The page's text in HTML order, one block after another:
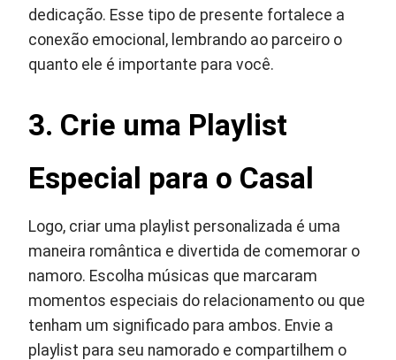
dedicação. Esse tipo de presente fortalece a
conexão emocional, lembrando ao parceiro o
quanto ele é importante para você.
3. Crie uma Playlist
Especial para o Casal
Logo, criar uma playlist personalizada é uma
maneira romântica e divertida de comemorar o
namoro. Escolha músicas que marcaram
momentos especiais do relacionamento ou que
tenham um significado para ambos. Envie a
playlist para seu namorado e compartilhem o